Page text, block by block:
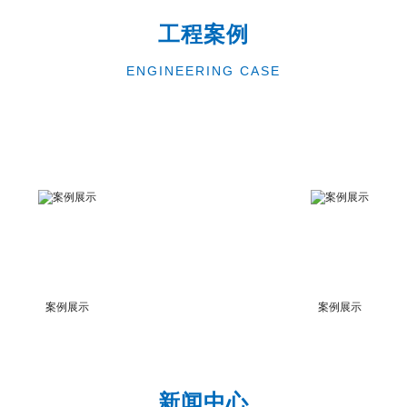
工程案例
ENGINEERING CASE
案例展示 案例展示
新闻中心